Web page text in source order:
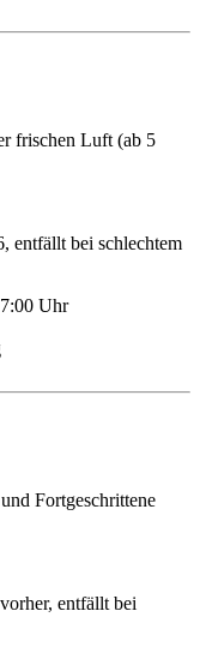
frischen Luft (ab 5
entfällt bei schlechtem
Uhr
Fortgeschrittene
entfällt bei